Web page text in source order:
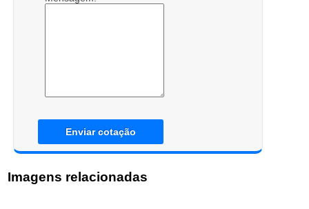
Enviar cotação
Imagens relacionadas